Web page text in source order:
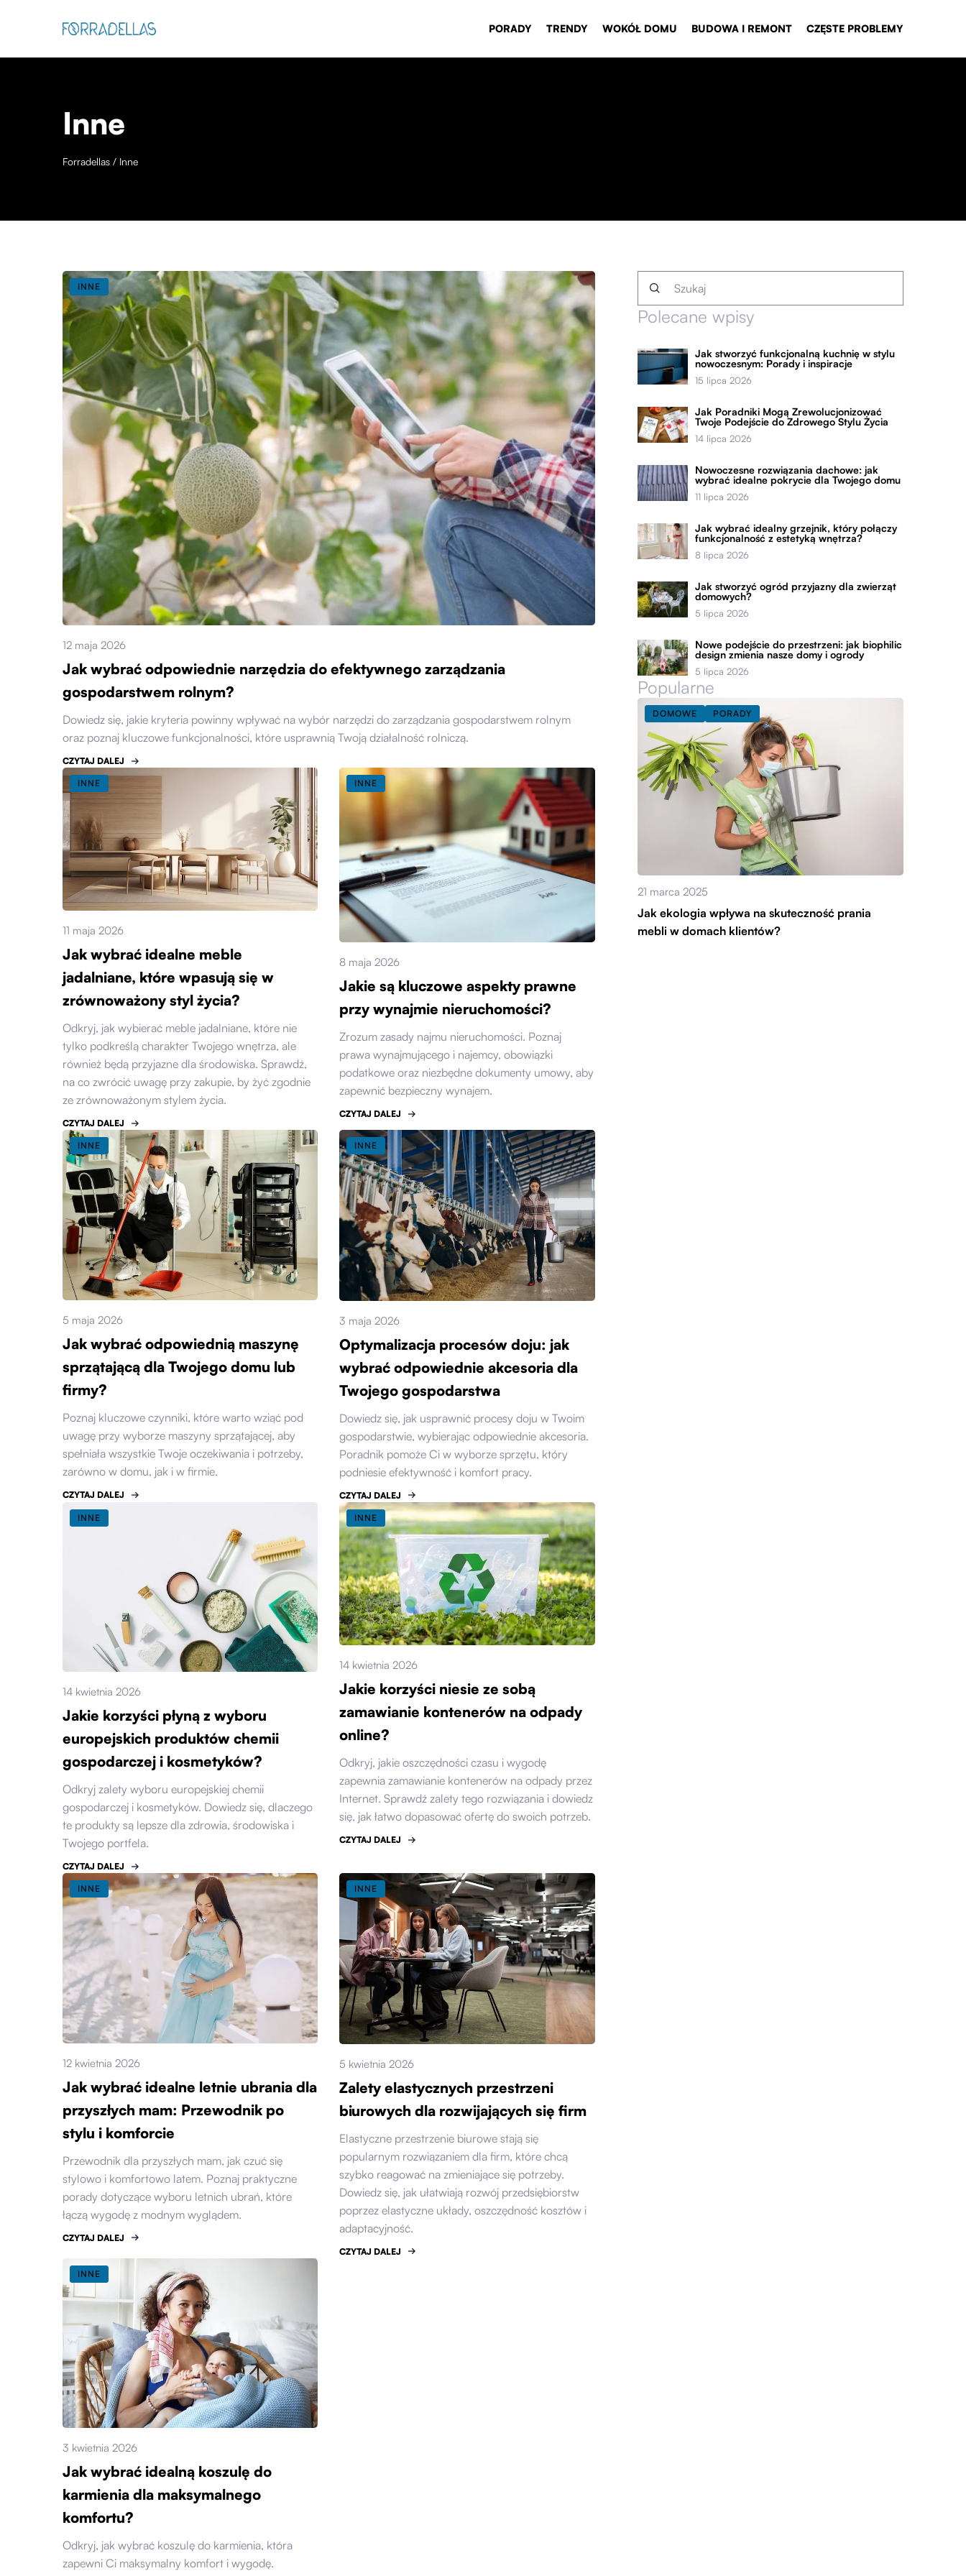
PORADY TRENDY WOKÓŁ DOMU BUDOWA I REMONT CZĘSTE PROBLEMY
Inne
Forradellas / Inne
INNE
12 maja 2026
Jak wybrać odpowiednie narzędzia do efektywnego zarządzania
gospodarstwem rolnym?
Dowiedz się, jakie kryteria powinny wpływać na wybór narzędzi do zarządzania gospodarstwem rolnym
oraz poznaj kluczowe funkcjonalności, które usprawnią Twoją działalność rolniczą.
CZYTAJ DALEJ
INNE
11 maja 2026
Jak wybrać idealne meble
jadalniane, które wpasują się w
zrównoważony styl życia?
Odkryj, jak wybierać meble jadalniane, które nie
tylko podkreślą charakter Twojego wnętrza, ale
również będą przyjazne dla środowiska. Sprawdź,
na co zwrócić uwagę przy zakupie, by żyć zgodnie
ze zrównoważonym stylem życia.
CZYTAJ DALEJ
INNE
8 maja 2026
Jakie są kluczowe aspekty prawne
przy wynajmie nieruchomości?
Zrozum zasady najmu nieruchomości. Poznaj
prawa wynajmującego i najemcy, obowiązki
podatkowe oraz niezbędne dokumenty umowy, aby
zapewnić bezpieczny wynajem.
CZYTAJ DALEJ
INNE
5 maja 2026
Jak wybrać odpowiednią maszynę
sprzątającą dla Twojego domu lub
firmy?
Poznaj kluczowe czynniki, które warto wziąć pod
uwagę przy wyborze maszyny sprzątającej, aby
spełniała wszystkie Twoje oczekiwania i potrzeby,
zarówno w domu, jak i w firmie.
CZYTAJ DALEJ
INNE
3 maja 2026
Optymalizacja procesów doju: jak
wybrać odpowiednie akcesoria dla
Twojego gospodarstwa
Dowiedz się, jak usprawnić procesy doju w Twoim
gospodarstwie, wybierając odpowiednie akcesoria.
Poradnik pomoże Ci w wyborze sprzętu, który
podniesie efektywność i komfort pracy.
CZYTAJ DALEJ
INNE
14 kwietnia 2026
Jakie korzyści płyną z wyboru
europejskich produktów chemii
gospodarczej i kosmetyków?
Odkryj zalety wyboru europejskiej chemii
gospodarczej i kosmetyków. Dowiedz się, dlaczego
te produkty są lepsze dla zdrowia, środowiska i
Twojego portfela.
CZYTAJ DALEJ
INNE
14 kwietnia 2026
Jakie korzyści niesie ze sobą
zamawianie kontenerów na odpady
online?
Odkryj, jakie oszczędności czasu i wygodę
zapewnia zamawianie kontenerów na odpady przez
Internet. Sprawdź zalety tego rozwiązania i dowiedz
się, jak łatwo dopasować ofertę do swoich potrzeb.
CZYTAJ DALEJ
INNE
12 kwietnia 2026
Jak wybrać idealne letnie ubrania dla
przyszłych mam: Przewodnik po
stylu i komforcie
Przewodnik dla przyszłych mam, jak czuć się
stylowo i komfortowo latem. Poznaj praktyczne
porady dotyczące wyboru letnich ubrań, które
łączą wygodę z modnym wyglądem.
CZYTAJ DALEJ
INNE
5 kwietnia 2026
Zalety elastycznych przestrzeni
biurowych dla rozwijających się firm
Elastyczne przestrzenie biurowe stają się
popularnym rozwiązaniem dla firm, które chcą
szybko reagować na zmieniające się potrzeby.
Dowiedz się, jak ułatwiają rozwój przedsiębiorstw
poprzez elastyczne układy, oszczędność kosztów i
adaptacyjność.
CZYTAJ DALEJ
INNE
3 kwietnia 2026
Jak wybrać idealną koszulę do
karmienia dla maksymalnego
komfortu?
Odkryj, jak wybrać koszulę do karmienia, która
zapewni Ci maksymalny komfort i wygodę.
Polecane wpisy
Jak stworzyć funkcjonalną kuchnię w stylu
nowoczesnym: Porady i inspiracje
15 lipca 2026
Jak Poradniki Mogą Zrewolucjonizować
Twoje Podejście do Zdrowego Stylu Życia
14 lipca 2026
Nowoczesne rozwiązania dachowe: jak
wybrać idealne pokrycie dla Twojego domu
11 lipca 2026
Jak wybrać idealny grzejnik, który połączy
funkcjonalność z estetyką wnętrza?
8 lipca 2026
Jak stworzyć ogród przyjazny dla zwierząt
domowych?
5 lipca 2026
Nowe podejście do przestrzeni: jak biophilic
design zmienia nasze domy i ogrody
5 lipca 2026
Popularne
DOMOWE PORADY
21 marca 2025
Jak ekologia wpływa na skuteczność prania
mebli w domach klientów?